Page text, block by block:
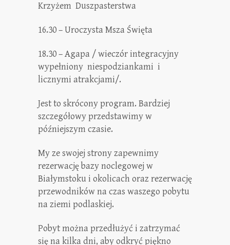
Krzyżem Duszpasterstwa
16.30 – Uroczysta Msza Święta
18.30 – Agapa / wieczór integracyjny
wypełniony niespodziankami i
licznymi atrakcjami/.
Jest to skrócony program. Bardziej
szczegółowy przedstawimy w
późniejszym czasie.
My ze swojej strony zapewnimy
rezerwację bazy noclegowej w
Białymstoku i okolicach oraz rezerwację
przewodników na czas waszego pobytu
na ziemi podlaskiej.
Pobyt można przedłużyć i zatrzymać
się na kilka dni, aby odkryć piękno